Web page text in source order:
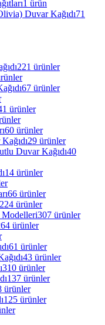
1 ürün
Duvar Kağıdı71
221 ürünler
67 ürünler
ürünler
60 ürünler
29 ürünler
Duvar Kağıdı40
14 ürünler
66 ürünler
224 ürünler
Modelleri307 ürünler
ürünler
61 ürünler
43 ürünler
310 ürünler
137 ürünler
ürünler
125 ürünler